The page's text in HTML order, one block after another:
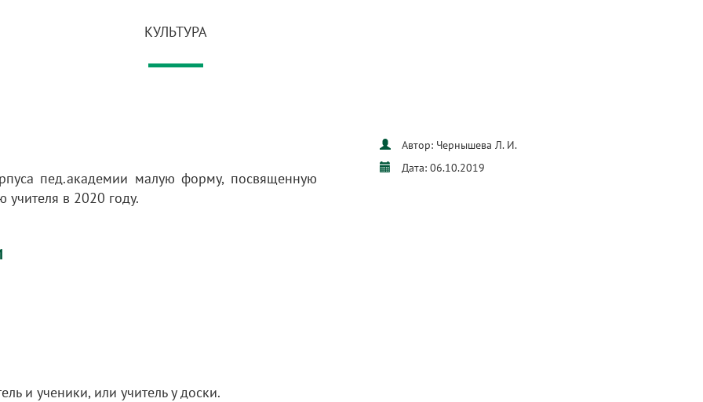
КУЛЬТУРА
пед.академии малую форму, посвященную
учителя в 2020 году.
и ученики, или учитель у доски.
Автор: Чернышева Л. И.
Дата: 06.10.2019